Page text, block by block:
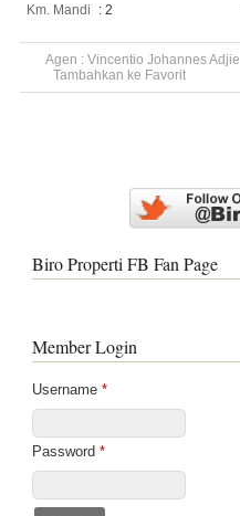
Km. Mandi
: 2
Agen : Vincentio Johannes Adjie
Tambahkan ke Favorit
Biro Properti FB Fan Page
Member Login
Username *
Password *